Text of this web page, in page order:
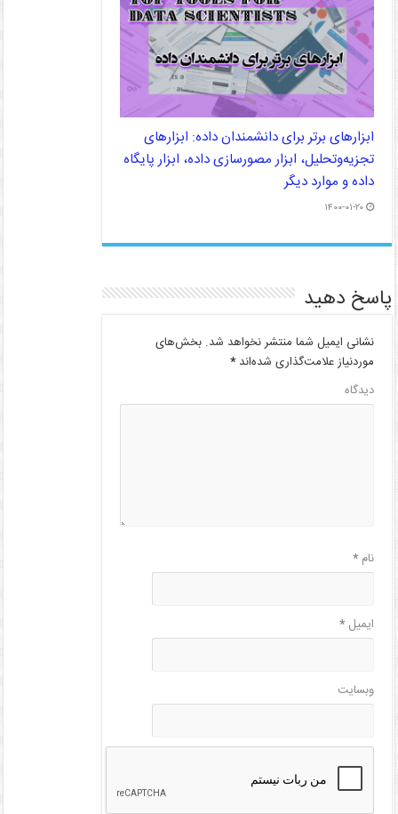
ابزارهای برتر برای دانشمندان داده: ابزارهای
تجزیه‌وتحلیل، ابزار مصورسازی داده، ابزار پایگاه
داده و موارد دیگر
۱۴۰۰-۰۱-۲۰
پاسخ دهید
نشانی ایمیل شما منتشر نخواهد شد. بخش‌های
موردنیاز علامت‌گذاری شده‌اند*
دیدگاه
نام*
ایمیل*
وبسایت